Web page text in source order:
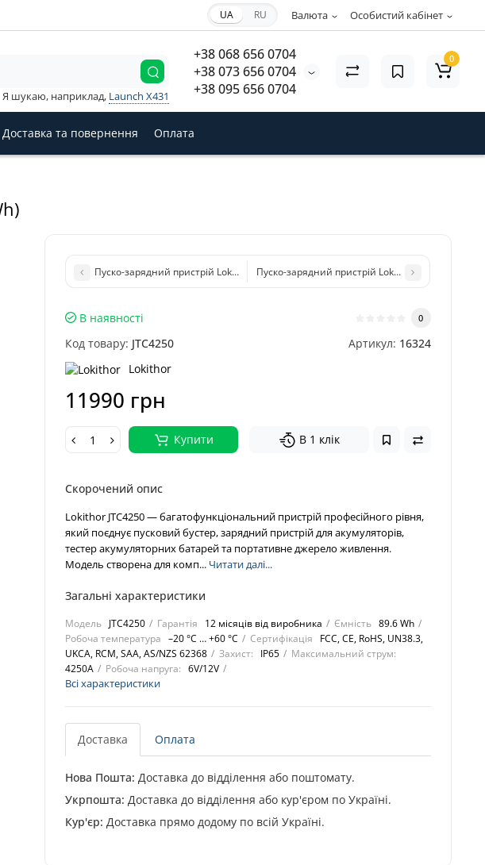
Особистий кабінет
Валюта
UA RU
+38 068 656 0704
+38 073 656 0704
+38 095 656 0704
Я шукаю, наприклад, Launch X431
0
Доставка та повернення Оплата
Пуско-зарядний пристрій Lokithor JA301 PRO 4 в 1 (2500A, 12V, 74.37Wh) з
Пуско-зарядний пристрій Lokithor J403HD
В наявності 0
Код товару: JTC4250 Артикул: 16324
Lokithor
11990 грн
Купити В 1 клік
Скорочений опис
Lokithor JTC4250 — багатофункціональний пристрій професійного рівня,
який поєднує пусковий бустер, зарядний пристрій для акумуляторів,
тестер акумуляторних батарей та портативне джерело живлення.
Модель створена для комп... Читати далі...
Загальні характеристики
Модель JTC4250 Гарантія 12 місяців від виробника Ємність 89.6 Wh
Робоча температура –20 °C … +60 °C Сертифікація
FCC, CE, RoHS, UN38.3,
UKCA, RCM, SAA, AS/NZS 62368
Захист: IP65
Максимальний струм:
4250A
Робоча напруга: 6V/12V
Всі характеристики
Доставка Оплата
Нова Пошта: Доставка до відділення або поштомату.
Укрпошта: Доставка до відділення або кур'єром по Україні.
Кур'єр: Доставка прямо додому по всій Україні.